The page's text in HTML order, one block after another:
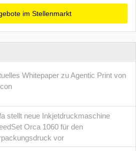
im Stellenmarkt
Whitepaper zu Agentic Print von
stellt neue Inkjetdruckmaschine
Orca 1060 für den
vor